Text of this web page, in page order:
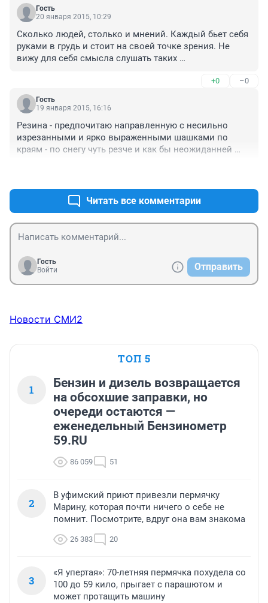
Гость
20 января 2015, 10:29
Сколько людей, столько и мнений. Каждый бьет себя
руками в грудь и стоит на своей точке зрения. Не
вижу для себя смысла слушать таких
всех, а потом из сервисов не вылазят. Все надо
делать исключительно из собственного опыта. так же
стоит завести друзей в парочке хороших
тех или иных нюансах. В нормальных сервисах
работают реально знающие люди и ерунду не скажут,
как большинство "бывалых" советничиков, которых
вникнув в суть проблемы.
+0 –0
Гость
19 января 2015, 16:16
Резина - предпочитаю направленную с несильно
изрезанными и ярко выраженными шашками по
краям - по снегу чуть резче и как бы неожиданней
все же шипы, хотя они и убивают асфальт нещадно.
Читать все комментарии
Гость
Войти
Отправить
Новости СМИ2
ТОП 5
1
Бензин и дизель возвращается
на обсохшие заправки, но
очереди остаются —
еженедельный Бензинометр
59.RU
86 059 51
2
В уфимский приют привезли пермячку
Марину, которая почти ничего о себе не
помнит. Посмотрите, вдруг она вам знакома
26 383 20
3
«Я упертая»: 70-летняя пермячка похудела со
100 до 59 кило, прыгает с парашютом и
может протащить машину